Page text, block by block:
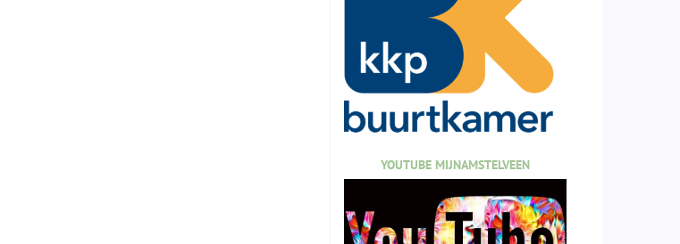
YOUTUBE MIJNAMSTELVEEN